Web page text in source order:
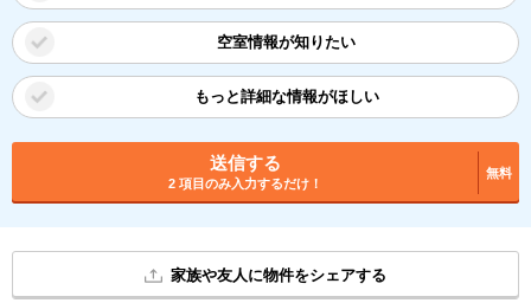
空室情報が知りたい
もっと詳細な情報がほしい
送信する
2 項目のみ入力するだけ！
無料
家族や友人に物件をシェアする